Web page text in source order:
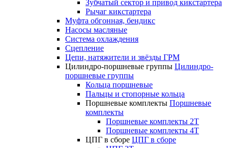
Зубчатый сектор и привод кикстартера
Рычаг кикстартера
Муфта обгонная, бендикс
Насосы масляные
Система охлаждения
Сцепление
Цепи, натяжители и звёзды ГРМ
Цилиндро-поршневые группы Цилиндро-
поршневые группы
Кольца поршневые
Пальцы и стопорные кольца
Поршневые комплекты Поршневые
комплекты
Поршневые комплекты 2T
Поршневые комплекты 4T
ЦПГ в сборе ЦПГ в сборе